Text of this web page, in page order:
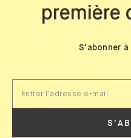
première
S'abonner